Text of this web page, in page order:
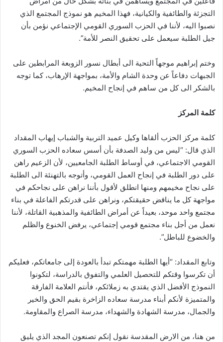
التجزئة والطائفية والكيانية، فهذا المخيم هو نموذج المجتمع الذي
نصبوا اليه، لأننا في الحزب السوري القومي الإجتماعي نؤمن بأن
جيل الطلبة سيعمل على تحقيق النصر للأمة”.
وختم إبراهيم موجهاً التحية الى أبطال نسور الزوبعة المرابطين على
الجبهات دفاعاً عن وحدة الشام والأمة، بمواجهة الإرهاب، كما توجه
بالشكر الى كل من ساهم في إنجاح المخيم.
كلمة المركز
كلمة مركز الحزب ألقاها وكيل عميد التربية والشباب إيهاب المقداد
الذي قال: “ليس من وليد الصدفة بأن أسس سعاده الحزب السوري
القومي الاجتماعي، في أوساط الطلبة الجامعيين، لأن الزعيم راهن
على دور الطلبة في إنجاح العمل القومي، وأتوجه بالتهنئة الى الطلبة
على نجاح مخيمهم ومنها انطلق لأقول بأننا نراهن على نجاحكم في
مواجهة كل ما يناقض حقيقتكم، ونراهن على قدرتكم الفاعلة في بناء
مجتمع واحد موحد، بعيداً عن أمراض الطائفية والمذهبية القاتلة، لأننا
نعمل من أجل بناء مجتمع قومي إجتماعي، يرفض الخنوع والظلم
والخضوع للباطل”.
وتابع المقداد: “أيها الطلبة مهمتكم تبدأ بالعودة إلى جامعاتكم، فعليكم
أن تكرسوا وقتكم للتحصيل العلمي والتفوق بالدراسة، لتكونوا
النموذج الأفضل الذي يقتدي به زملائكم، فأنتم العلامة الفارقة
والمتميزة لأنكم أبناء مدرسة سعاده الزاخرة بقيم الحق والخير
والجمال، مدرسة الشهادة والشهداء، مدرسة الصراع والمقاومة.
من هنا، من الارض المقدسة نقول إنكم تصنعون المجد الذي يليق